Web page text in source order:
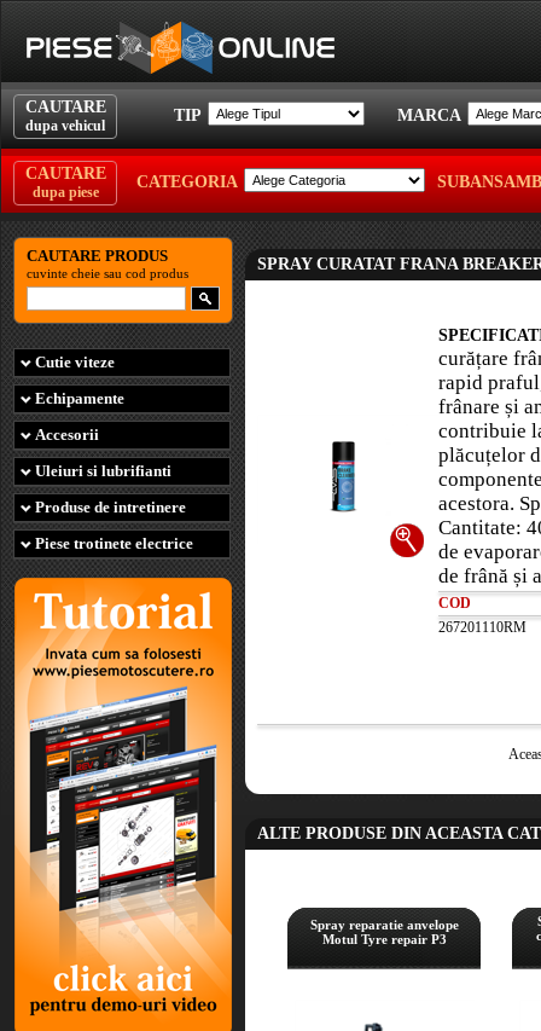
CAUTARE
dupa vehicul
TIP MARCA
CAUTARE
dupa piese
CATEGORIA
CAUTARE PRODUS
cuvinte cheie sau cod produs
Cutie viteze
Componente cutie viteze
Echipamente
Casti moto
Manusi Cagule
Ochelari moto
Pantaloni moto
Accesorii
Portbagaje
Protectii
Diverse
Uleiuri si lubrifianti
Ulei motor
Ulei transmisie
Lichid frana
Ulei furca
Produse de intretinere
Kit vulcanizare
Intretinere piese
Service
Piese trotinete electrice
Componente roti trotinete
Sistem electric trotinete
Sistem franare trotinete
Accesorii trotinete electrice
SPRAY CURATAT FRANA
curățare
rapid
frânare și
contribuie
plăcuțelor
acestora.
Cantitate:
de
de frână și
COD
267201110RM
ALTE PRODUSE DIN ACEASTA
Spray reparatie anvelope
Motul Tyre repair P3